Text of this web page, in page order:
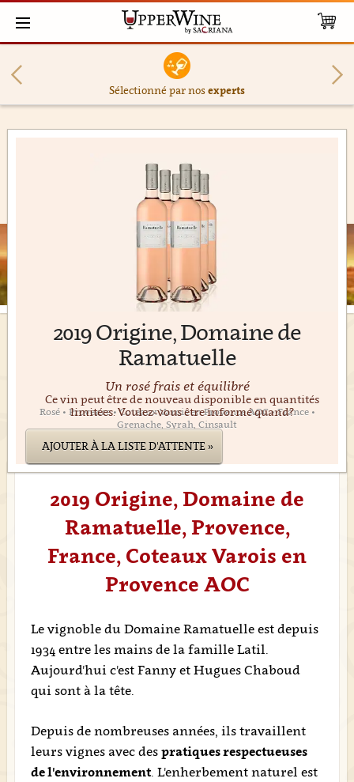
Sélectionné par nosexperts
2019 Origine, Domaine de
Ramatuelle
Un rosé frais et équilibré
Rosé • Provence • Coteaux Varois en Provence AOC • France •
Grenache, Syrah, Cinsault
Ce vin peut être de nouveau disponible en quantités
limitées. Voulez-vous être informé quand?
AJOUTER À LA LISTE D'ATTENTE »
2019 Origine, Domaine de
Ramatuelle, Provence,
France, Coteaux Varois en
Provence AOC
Le vignoble du Domaine Ramatuelle est depuis
1934 entre les mains de la famille Latil.
Aujourd'hui c'est Fanny et Hugues Chaboud
qui sont à la tête.
Depuis de nombreuses années, ils travaillent
leurs vignes avec des pratiques respectueuses
de l'environnement. L'enherbement naturel est